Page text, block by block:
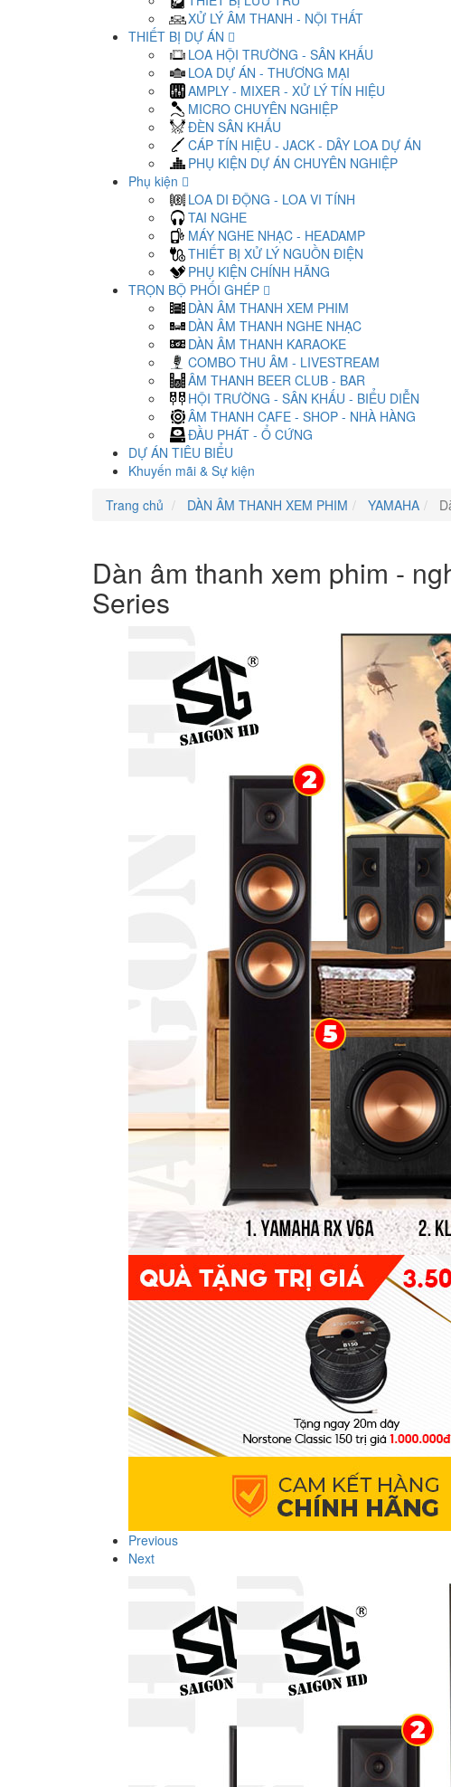
XỬ LÝ ÂM THANH - NỘI THẤT
THIẾT BỊ DỰ ÁN
LOA HỘI TRƯỜNG - SÂN KHẤU
LOA DỰ ÁN - THƯƠNG MẠI
AMPLY - MIXER - XỬ LÝ TÍN HIỆU
MICRO CHUYÊN NGHIỆP
ĐÈN SÂN KHẤU
CÁP TÍN HIỆU - JACK - DÂY LOA DỰ ÁN
PHỤ KIỆN DỰ ÁN CHUYÊN NGHIỆP
Phụ kiện
LOA DI ĐỘNG - LOA VI TÍNH
TAI NGHE
MÁY NGHE NHẠC - HEADAMP
THIẾT BỊ XỬ LÝ NGUỒN ĐIỆN
PHỤ KIỆN CHÍNH HÃNG
TRỌN BỘ PHỐI GHÉP
DÀN ÂM THANH XEM PHIM
DÀN ÂM THANH NGHE NHẠC
DÀN ÂM THANH KARAOKE
COMBO THU ÂM - LIVESTREAM
ÂM THANH BEER CLUB - BAR
HỘI TRƯỜNG - SÂN KHẤU - BIỂU DIỄN
ÂM THANH CAFE - SHOP - NHÀ HÀNG
ĐẦU PHÁT - Ổ CỨNG
DỰ ÁN TIÊU BIỂU
Khuyến mãi & Sự kiện
Trang chủ
DÀN ÂM THANH XEM PHIM YAMAHA
Dàn âm thanh xem phim -
Series
Previous
Next